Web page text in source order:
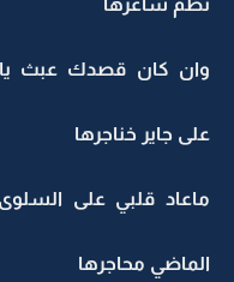
نظم شاعرها
وان كان قصدك عبث
على جاير خناجرها
ماعاد قلبي على
الماضي محاجرها